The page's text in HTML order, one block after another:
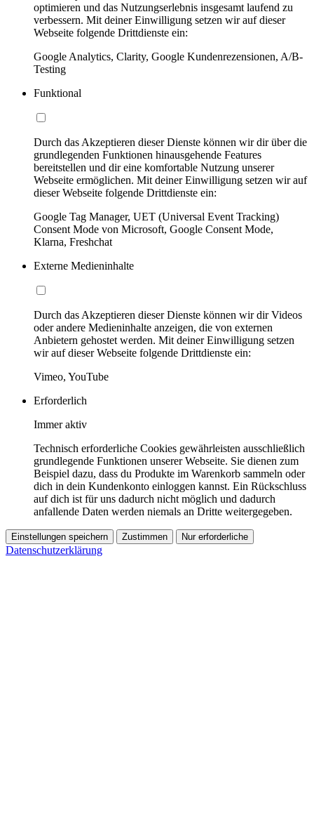
optimieren und das Nutzungserlebnis insgesamt laufend zu
verbessern. Mit deiner Einwilligung setzen wir auf dieser
Webseite folgende Drittdienste ein:
Google Analytics, Clarity, Google Kundenrezensionen, A/B-
Testing
Funktional
Durch das Akzeptieren dieser Dienste können wir dir über die
grundlegenden Funktionen hinausgehende Features
bereitstellen und dir eine komfortable Nutzung unserer
Webseite ermöglichen. Mit deiner Einwilligung setzen wir auf
dieser Webseite folgende Drittdienste ein:
Google Tag Manager, UET (Universal Event Tracking)
Consent Mode von Microsoft, Google Consent Mode,
Klarna, Freshchat
Externe Medieninhalte
Durch das Akzeptieren dieser Dienste können wir dir Videos
oder andere Medieninhalte anzeigen, die von externen
Anbietern gehostet werden. Mit deiner Einwilligung setzen
wir auf dieser Webseite folgende Drittdienste ein:
Vimeo, YouTube
Erforderlich
Immer aktiv
Technisch erforderliche Cookies gewährleisten ausschließlich
grundlegende Funktionen unserer Webseite. Sie dienen zum
Beispiel dazu, dass du Produkte im Warenkorb sammeln oder
dich in dein Kundenkonto einloggen kannst. Ein Rückschluss
auf dich ist für uns dadurch nicht möglich und dadurch
anfallende Daten werden niemals an Dritte weitergegeben.
Einstellungen speichern Zustimmen Nur erforderliche
Datenschutzerklärung